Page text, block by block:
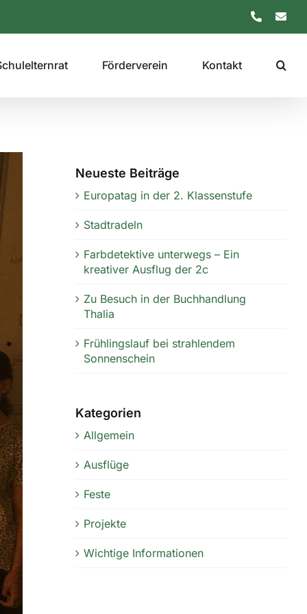
TelefonE-
Förderverein Kontakt
Neueste Beiträge
Europatag in der 2. Klassenstufe
Stadtradeln
Farbdetektive unterwegs – Ein
kreativer Ausflug der 2c
Zu Besuch in der Buchhandlung
Thalia
Frühlingslauf bei strahlendem
Sonnenschein
Kategorien
Allgemein
Ausflüge
Feste
Projekte
Wichtige Informationen